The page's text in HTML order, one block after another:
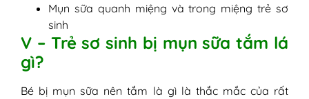
Mụn sữa quanh miệng và trong miệng trẻ sơ
sinh
V – Trẻ sơ sinh bị mụn sữa tắm lá
gì?
Bé bị mụn sữa nên tắm là gì là thắc mắc của rất